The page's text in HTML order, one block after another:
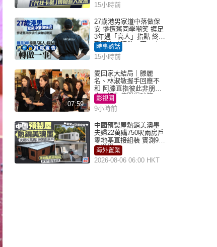
15小時前
27歲港男家道中落做保
安 慘遭舊同學嘲笑 捱足
3年遇「高人」指點 終辭
職宣告「轉做一事」｜
Juicy叮
時事熱話
15小時前
07:59
愛回家大結局｜滕麗
名、林淑敏握手回應不
和 阿滕直指彼此非朋友
大小姐指傳聞得啖笑
影視圈
9小時前
中國預製屋熱銷美澳墨
夫婦22萬購750呎兩房戶
零地基直接組裝 實測9個
月激讚
海外置業
2026-08-06 06:00 HKT